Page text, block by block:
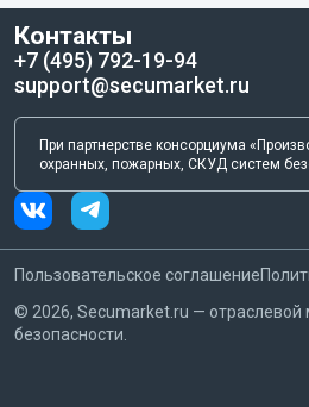
Контакты
+7 (495) 792-19-94
support@secumarket.ru
При партнерстве консорциума
охранных, пожарных, СКУД систем
Пользовательское соглашение
© 2026, Secumarket.ru — отраслевой
безопасности.